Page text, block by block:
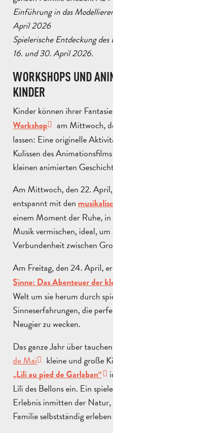
Einführung in das Modellieren: Mittwoch, 8., 15. und 29.
April 2026
Spielerische Entdeckung des Drehens: Donnerstag, 9.,
16. und 30. April 2026.
WORKSHOPS UND ANIMATIONEN FÜR
KINDER
Kinder können ihrer Fantasie mit dem
Workshop
am Mittwoch, den 15. April freien Lauf
lassen: Eine originelle Aktivität, bei der sie hinter die
Kulissen des Animationsfilms blicken und ihre eigenen
kleinen animierten Geschichten erschaffen können.
Am Mittwoch, den 22. April, wird es sanft und
entspannt mit denmusikalischen Familienmärchen
einem Moment der Ruhe, in dem sich Erzählungen und
Musik vermischen, ideal, um einen Moment der
Verbundenheit zwischen Groß und Klein zu teilen.
Am Freitag, den 24. April, erkunden die Kinder mit „
Sinne: Das Abenteuer der kleinen Neugierigen
Welt um sie herum durch spielerische und interaktive
Sinneserfahrungen, die perfekt geeignet sind, um ihre
Neugier zu wecken.
Das ganze Jahr über tauchen in der
de Mai
kleine und große Kinder mit der Schnitzeljagd
„Lili au pied de Garlaban“
in die Welt von Marcel und
Lili des Bellons ein. Ein spielerisches, immersives
Erlebnis inmitten der Natur, das Sie mit der ganzen
Familie selbstständig erleben können!